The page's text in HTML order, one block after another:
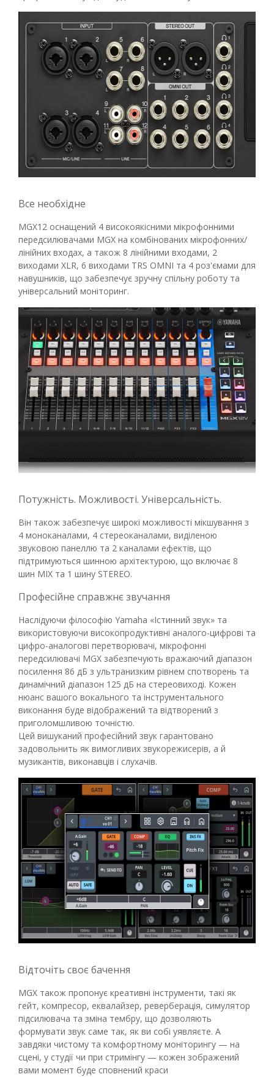
Все необхідне
MGX12 оснащений 4 високоякісними мікрофонними
передсилювачами MGX на комбінованих мікрофонних/
лінійних входах, а також 8 лінійними входами, 2
виходами XLR, 6 виходами TRS OMNI та 4 роз'ємами для
навушників, що забезпечує зручну спільну роботу та
універсальний моніторинг.
Потужність. Можливості. Універсальність.
Він також забезпечує широкі можливості мікшування з
4 моноканалами, 4 стереоканалами, виділеною
звуковою панеллю та 2 каналами ефектів, що
підтримуються шинною архітектурою, що включає 8
шин MIX та 1 шину STEREO.
Професійне справжнє звучання
Наслідуючи філософію Yamaha «Істинний звук» та
використовуючи високопродуктивні аналого-цифрові та
цифро-аналогові перетворювачі, мікрофонні
передсилювачі MGX забезпечують вражаючий діапазон
посилення 86 дБ з ультранизким рівнем спотворень та
динамічний діапазон 125 дБ на стереовиході. Кожен
нюанс вашого вокального та інструментального
виконання буде відображений та відтворений з
приголомшливою точністю.
Цей вишуканий професійний звук гарантовано
задовольнить як вимогливих звукорежисерів, а й
музикантів, виконавців і слухачів.
Відточіть своє бачення
MGX також пропонує креативні інструменти, такі як
гейт, компресор, еквалайзер, реверберація, симулятор
підсилювача та зміна тембру, що дозволяють
формувати звук саме так, як ви собі уявляєте. А
завдяки чистому та комфортному моніторингу — на
сцені, у студії чи при стримінгу — кожен зображений
вами момент буде сповнений краси